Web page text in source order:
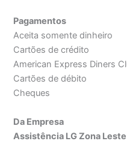
Pagamentos
Aceita somente dinheiro
Cartões de crédito
American Express Diners
Cartões de débito
Cheques
Da Empresa
Assistência LG Zona Leste